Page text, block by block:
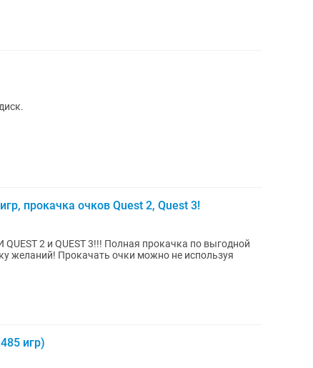
прокачка очков Quest 2, Quest 3!
2 и QUEST 3!!! Полная прокачка по выгодной
желаний! Прокачать очки можно не используя
игр)